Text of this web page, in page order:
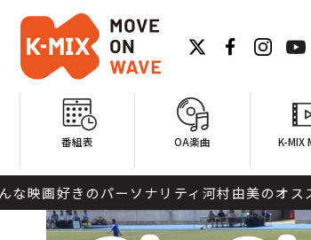
番組表 OA楽曲 K-MIX
パーソナリティ河村由美のオススメ映画